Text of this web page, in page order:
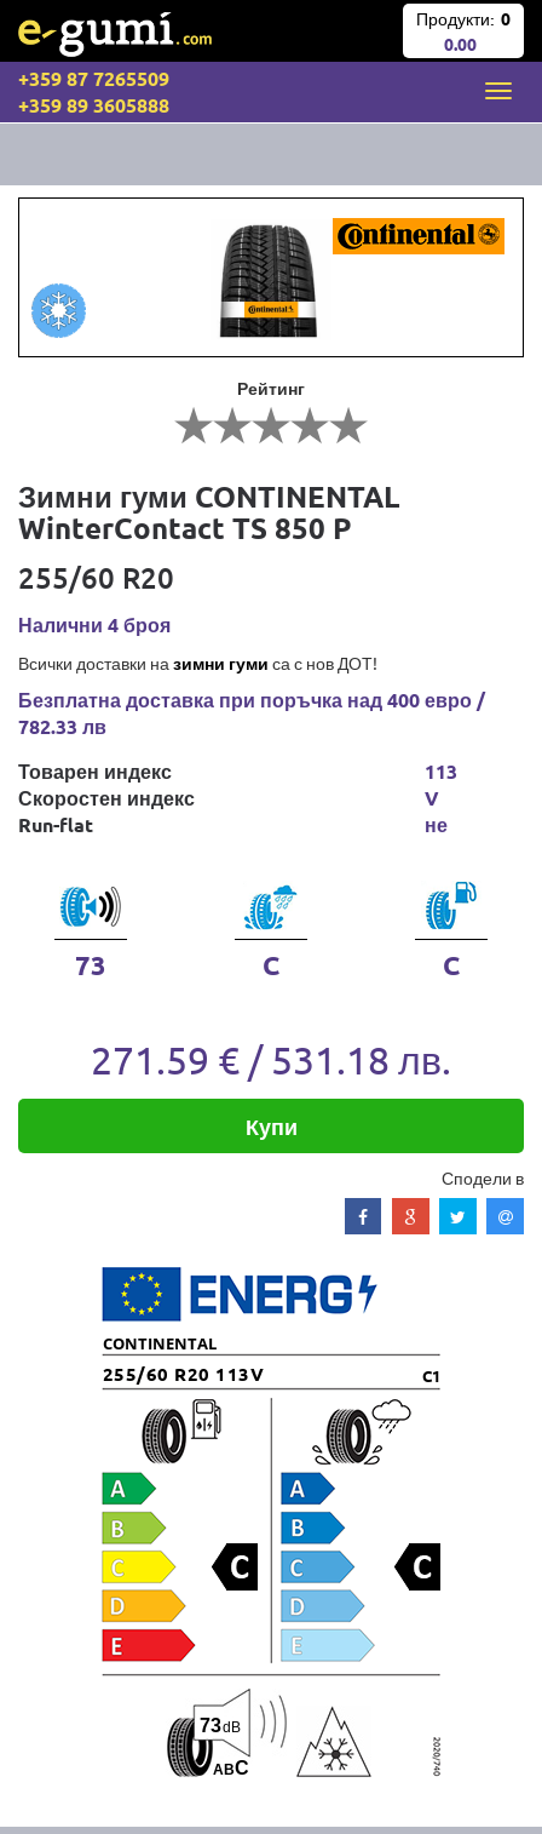
Продукти: 0
0.00
+359 87 7265509
+359 89 3605888
Рейтинг
Зимни гуми CONTINENTAL
WinterContact TS 850 P
255/60 R20
Налични 4 броя
Всички доставки на зимни гуми са с нов ДОТ!
Безплатна доставка при поръчка над 400 евро /
782.33 лв
Товарен индекс
Скоростен индекс
Run-flat
113
V
не
73 C C
271.59 € / 531.18 лв.
Купи
Сподели в
CONTINENTAL
255/60 R20 113V C1
ABC
73dB